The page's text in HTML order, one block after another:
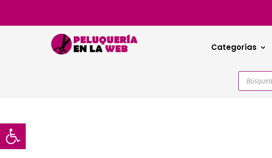
Abrir barra de herramientas
Categorías
Búsqueda
productos